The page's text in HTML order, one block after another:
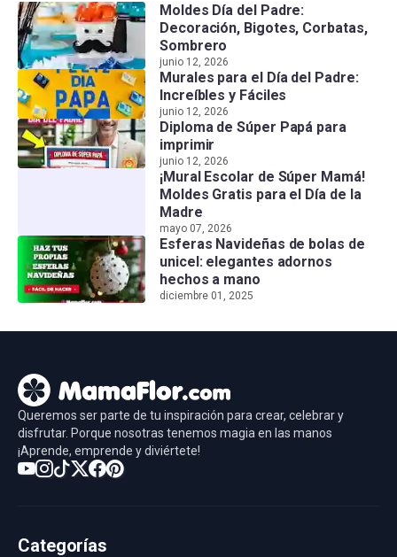
Moldes Día del Padre:
Decoración, Bigotes, Corbatas,
Sombrero
junio 12, 2026
Murales para el Día del Padre:
Increíbles y Fáciles
junio 12, 2026
Diploma de Súper Papá para
imprimir
junio 12, 2026
¡Mural Escolar de Súper Mamá!
Moldes Gratis para el Día de la
Madre
mayo 07, 2026
Esferas Navideñas de bolas de
unicel: elegantes adornos
hechos a mano
diciembre 01, 2025
Queremos ser parte de tu inspiración para crear, celebrar y
disfrutar. Porque nosotras tenemos magia en las manos
¡Aprende, emprende y diviértete!
Categorías